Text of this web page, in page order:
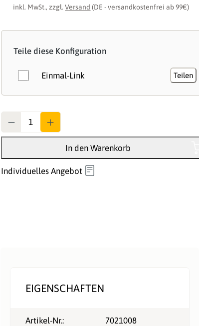
inkl. MwSt., zzgl.Versand (DE - versandkostenfrei ab 99€)
Teile diese Konfiguration
Einmal-Link Teilen
In den Warenkorb
Individuelles Angebot
EIGENSCHAFTEN
Artikel-Nr.: 7021008